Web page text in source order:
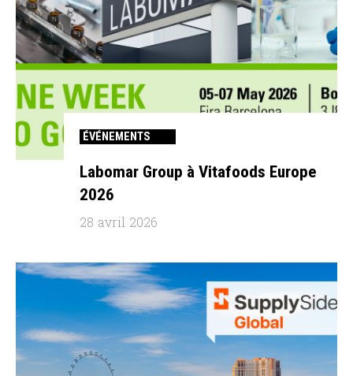
ÉVÉNEMENTS
Labomar Group à Vitafoods Europe
2026
28 avril 2026